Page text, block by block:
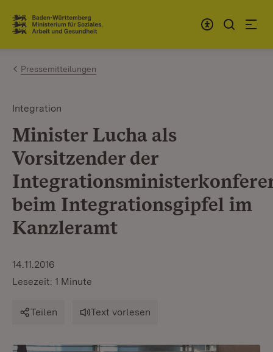
Zum Inhalt springen
Link zur Startseite
Pressemitteilungen
Integration
Minister Lucha als
Vorsitzender der
beim Integrationsgipfel im
Kanzleramt
14.11.2016
Lesezeit: 1 Minute
Teilen Text vorlesen